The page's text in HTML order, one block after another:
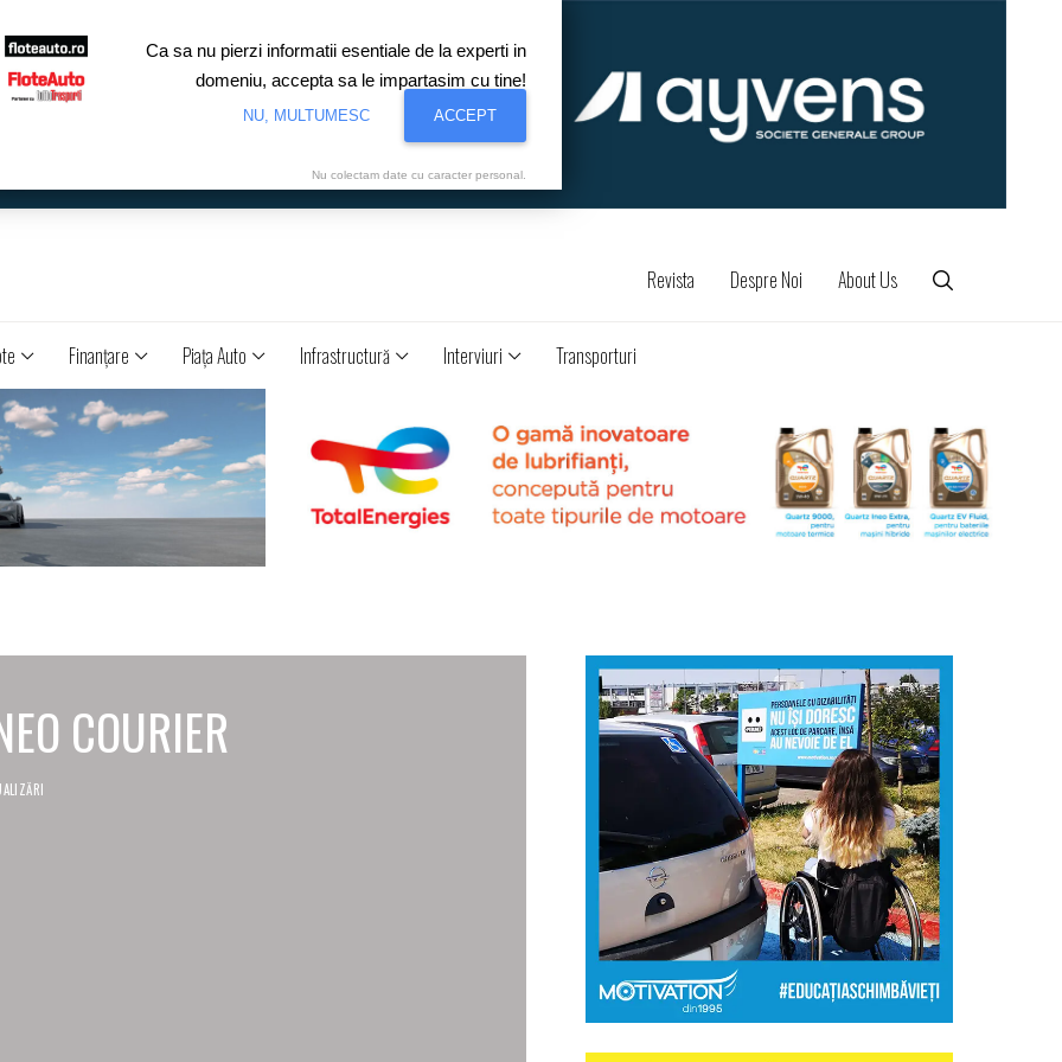
Revista Despre Noi About Us
Finanţare Piaţa Auto Infrastructură Interviuri Transporturi
COURIER
Ca sa nu pierzi informatii esentiale de la experti in
domeniu, accepta sa le impartasim cu tine!
NU, MULTUMESC ACCEPT
Nu colectam date cu caracter personal.